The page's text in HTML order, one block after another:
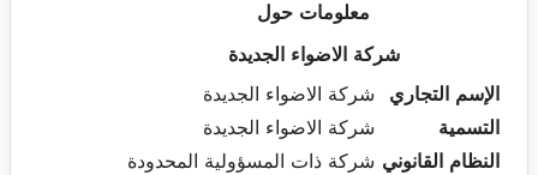
معلومات حول
شركة الاضواء الجديدة
الإسم التجاري
شركة الاضواء الجديدة
التسمية
شركة الاضواء الجديدة
النظام القانوني شركة ذات المسؤولية المحدودة